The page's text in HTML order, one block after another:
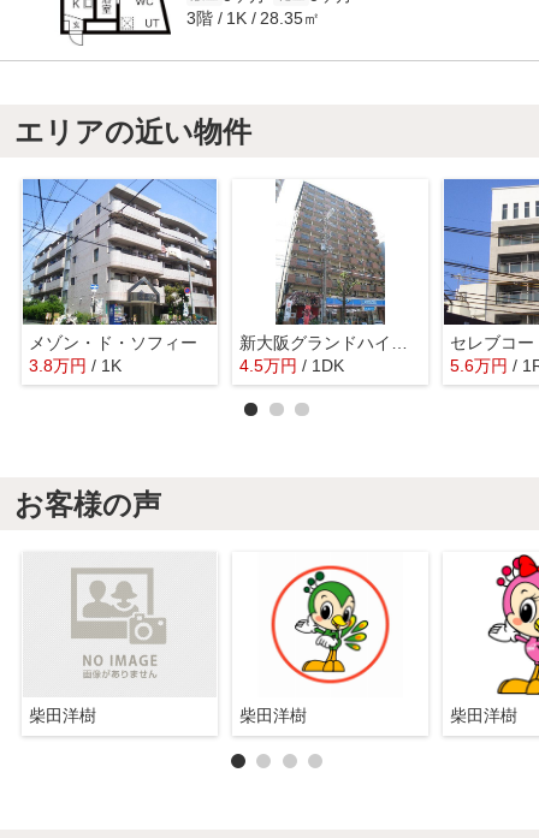
3階 1K 28.35㎡
エリアの近い物件
メゾン・ド・ソフィー
3.8万円 / 1K
4.5万円 / 1DK
セレブコー
5.6万円 /
お客様の声
柴田洋樹 柴田洋樹 柴田洋樹